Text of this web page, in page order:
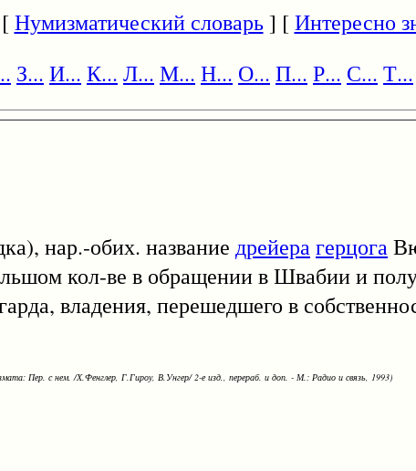
[Нумизматический словарь] [Интересно
З... И... К... Л... М... Н... О... П... Р... С... Т...
нар.-обих. название дрейерагерцога
кол-ве в обращении в Швабии и
владения, перешедшего в
Пер. с нем. /Х.Фенглер, Г.Гироу, В.Унгер/ 2-е изд., перераб. и доп. - М.: Радио и связь, 1993)